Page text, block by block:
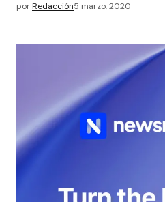
porRedacción5 marzo, 2020